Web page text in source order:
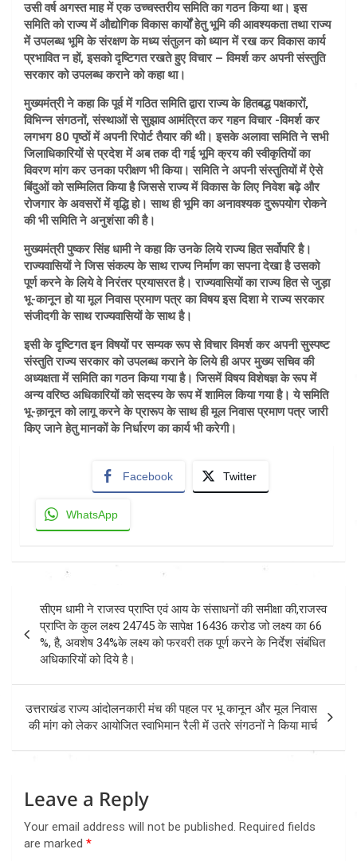
उसी वर्ष अगस्त माह में एक उच्चस्तरीय समिति का गठन किया था। इस
समिति को राज्य में औद्योगिक विकास कार्यों हेतु भूमि की आवश्यकता तथा राज्य
में उपलब्ध भूमि के संरक्षण के मध्य संतुलन को ध्यान में रख कर विकास कार्य
प्रभावित न हों, इसको दृष्टिगत रखते हुए विचार – विमर्श कर अपनी संस्तुति
सरकार को उपलब्ध कराने को कहा था।
मुख्यमंत्री ने कहा कि पूर्व में गठित समिति द्वारा राज्य के हितबद्ध पक्षकारों,
विभिन्न संगठनों, संस्थाओं से सुझाव आमंत्रित कर गहन विचार -विमर्श कर
लगभग 80 पृष्ठों में अपनी रिपोर्ट तैयार की थी। इसके अलावा समिति ने सभी
जिलाधिकारियों से प्रदेश में अब तक दी गई भूमि क्रय की स्वीकृतियों का
विवरण मांग कर उनका परीक्षण भी किया। समिति ने अपनी संस्तुतियों में ऐसे
बिंदुओं को सम्मिलित किया है जिससे राज्य में विकास के लिए निवेश बढ़े और
रोजगार के अवसरों में वृद्धि हो। साथ ही भूमि का अनावश्यक दुरूपयोग रोकने
की भी समिति ने अनुशंसा की है।
मुख्यमंत्री पुष्कर सिंह धामी ने कहा कि उनके लिये राज्य हित सर्वोपरि है।
राज्यवासियों ने जिस संकल्प के साथ राज्य निर्माण का सपना देखा है उसको
पूर्ण करने के लिये वे निरंतर प्रयासरत है। राज्यवासियों का राज्य हित से जुड़ा
भू-कानून हो या मूल निवास प्रमाण पत्र का विषय इस दिशा मे राज्य सरकार
संजीदगी के साथ राज्यवासियों के साथ है।
इसी के दृष्टिगत इन विषयों पर सम्यक रूप से विचार विमर्श कर अपनी सुस्पष्ट
संस्तुति राज्य सरकार को उपलब्ध कराने के लिये ही अपर मुख्य सचिव की
अध्यक्षता में समिति का गठन किया गया है। जिसमें विषय विशेषज्ञ के रूप में
अन्य वरिष्ठ अधिकारियों को सदस्य के रूप में शामिल किया गया है। ये समिति
भू-क़ानून को लागू करने के प्रारूप के साथ ही मूल निवास प्रमाण पत्र जारी
किए जाने हेतु मानकों के निर्धारण का कार्य भी करेगी।
Facebook Twitter
WhatsApp
Post
navigation
सीएम धामी ने राजस्व प्राप्ति एवं आय के संसाधनों की समीक्षा की,राजस्व
प्राप्ति के कुल लक्ष्य 24745 के सापेक्ष 16436 करोड जो लक्ष्य का 66
%, है, अवशेष 34%के लक्ष्य को फरवरी तक पूर्ण करने के निर्देश संबंधित
अधिकारियों को दिये है।
उत्तराखंड राज्य आंदोलनकारी मंच की पहल पर भू कानून और मूल निवास
की मांग को लेकर आयोजित स्वाभिमान रैली में उतरे संगठनों ने किया मार्च
Leave a Reply
Your email address will not be published. Required fields
are marked *